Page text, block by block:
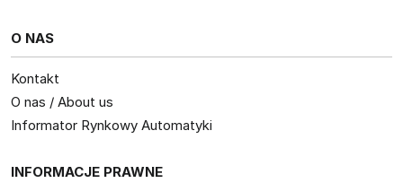
O NAS
Kontakt
O nas / About us
Informator Rynkowy Automatyki
INFORMACJE PRAWNE